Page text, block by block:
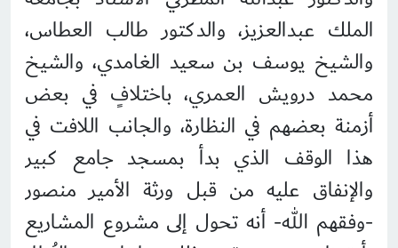
الملك عبدالعزيز، والدكتور طالب العطاس،
والشيخ يوسف بن سعيد الغامدي، والشيخ
محمد درويش العمري، باختلافٍ في بعض
أزمنة بعضهم في النظارة، والجانب اللافت في
هذا الوقف الذي بدأ بمسجد جامع كبير
والإنفاق عليه من قبل ورثة الأمير منصور
-وفقهم الله- أنه تحول إلى مشروع المشاريع